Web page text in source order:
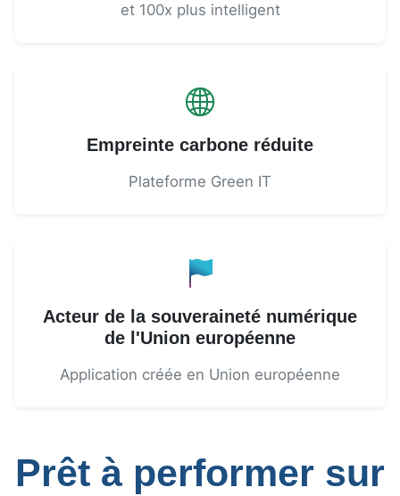
et 100x plus intelligent
Empreinte carbone réduite
Plateforme Green IT
Acteur de la souveraineté numérique
de l'Union européenne
Application créée en Union européenne
Prêt à performer sur